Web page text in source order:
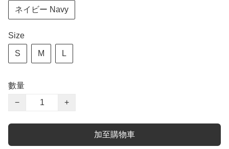
ネイビー Navy
Size
S M L
數量
−
+
加至購物車